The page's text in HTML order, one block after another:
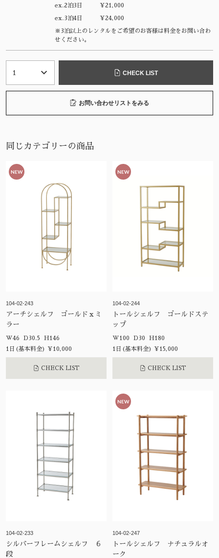
ex.2泊3日 ¥21,000
ex.3泊4日 ¥24,000
※3泊以上のレンタルをご希望のお客様は料金をお問い合わ
せください。
CHECK LIST
お問い合わせリストをみる
同じカテゴリーの商品
NEW
104-02-243
アーチシェルフ ゴールドｘミ
ラー
W46 D30.5 H146
1日(基本料金) ¥10,000
CHECK LIST
NEW
104-02-244
トールシェルフ ゴールドステ
ップ
W100 D30 H180
1日(基本料金) ¥15,000
CHECK LIST
104-02-233
シルバーフレームシェルフ ６
段
NEW
104-02-247
トールシェルフ ナチュラルオ
ーク